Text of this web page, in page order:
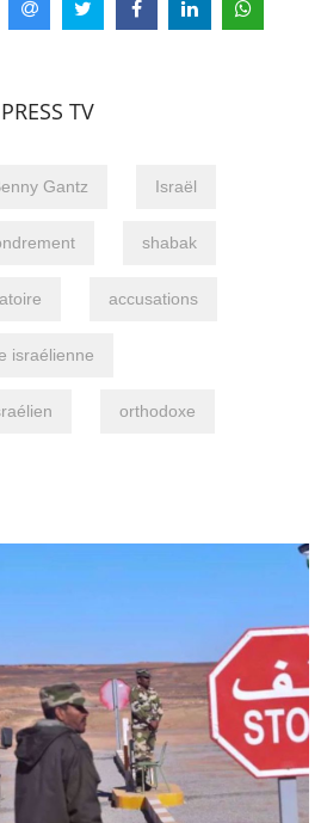
TV
Gantz Israël
shabak
accusations
israélienne
orthodoxe